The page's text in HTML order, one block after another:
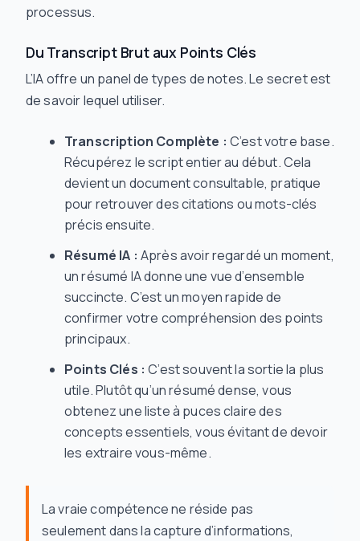
processus.
Du Transcript Brut aux Points Clés
L’IA offre un panel de types de notes. Le secret est
de savoir lequel utiliser.
Transcription Complète : C’est votre base.
Récupérez le script entier au début. Cela
devient un document consultable, pratique
pour retrouver des citations ou mots-clés
précis ensuite.
Résumé IA : Après avoir regardé un moment,
un résumé IA donne une vue d’ensemble
succincte. C’est un moyen rapide de
confirmer votre compréhension des points
principaux.
Points Clés : C’est souvent la sortie la plus
utile. Plutôt qu’un résumé dense, vous
obtenez une liste à puces claire des
concepts essentiels, vous évitant de devoir
les extraire vous-même.
La vraie compétence ne réside pas
seulement dans la capture d’informations,